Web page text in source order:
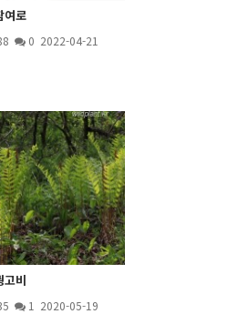
여로
0 2022-04-21
고비
1 2020-05-19